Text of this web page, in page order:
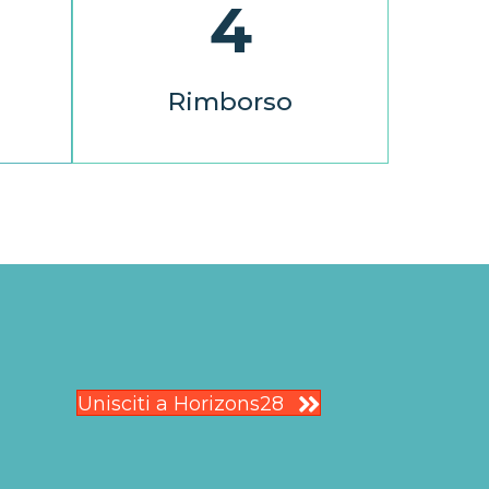
4
Rimborso
Rimborsa l'anticipo di
liquidità secondo un
alla tua struttura finanziaria
Unisciti a Horizons28